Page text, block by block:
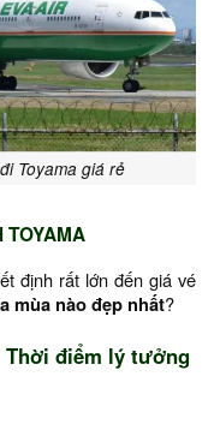
Toyama giá rẻ
TOYAMA
định rất lớn đến giá vé
mùa nào đẹp nhất?
Thời điểm lý tưởng